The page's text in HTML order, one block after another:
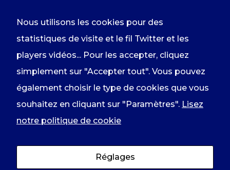
En renseignant votre adresse email
vous acceptez de recevoir
l'information du groupe par courrier
électronique et vous prenez
connaissance de notre
Nous utilisons les cookies pour des
statistiques de visite et le fil Twitter et les
players vidéos... Pour les accepter, cliquez
simplement sur "Accepter tout". Vous pouvez
également choisir le type de cookies que vous
souhaitez en cliquant sur "Paramètres". Lisez
notre politique de cookie
Réglages
Experience
site Web
fonctionne au
mieux lors de
votre visite. Si
ces cookies,
certaines
fonctionnalités
players